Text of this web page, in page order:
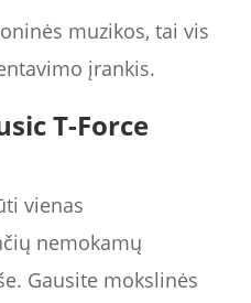
muzikos, tai vis
įrankis.
T-Force
vienas
nemokamų
Gausite mokslinės